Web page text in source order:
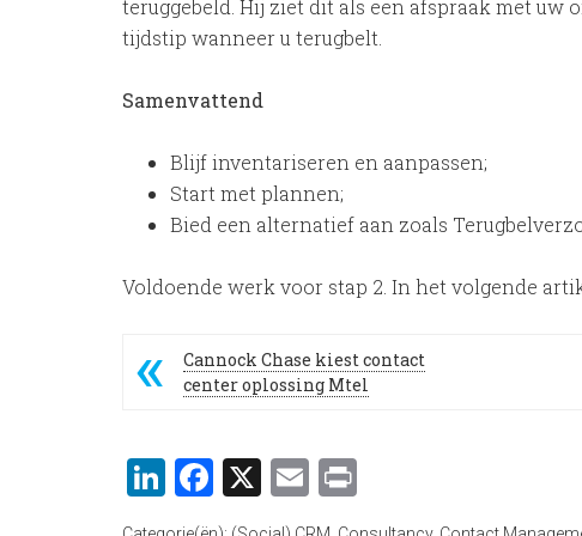
teruggebeld. Hij ziet dit als een afspraak met uw
tijdstip wanneer u terugbelt.
Samenvattend
Blijf inventariseren en aanpassen;
Start met plannen;
Bied een alternatief aan zoals
Voldoende werk voor stap 2. In het volgende
Cannock Chase kiest contact
center oplossing Mtel
LinkedIn
Facebook
X Email